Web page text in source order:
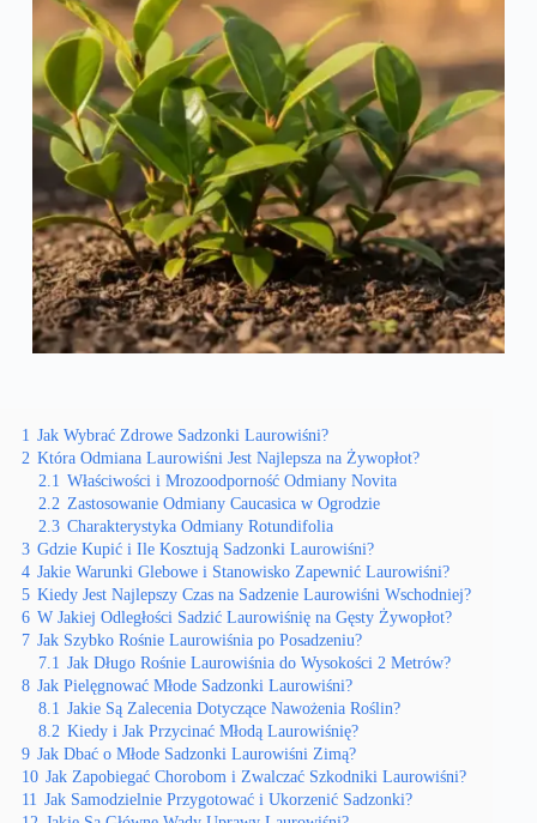
1 Jak Wybrać Zdrowe Sadzonki Laurowiśni?
2 Która Odmiana Laurowiśni Jest Najlepsza na Żywopłot?
2.1 Właściwości i Mrozoodporność Odmiany Novita
2.2 Zastosowanie Odmiany Caucasica w Ogrodzie
2.3 Charakterystyka Odmiany Rotundifolia
3 Gdzie Kupić i Ile Kosztują Sadzonki Laurowiśni?
4 Jakie Warunki Glebowe i Stanowisko Zapewnić Laurowiśni?
5 Kiedy Jest Najlepszy Czas na Sadzenie Laurowiśni Wschodniej?
6 W Jakiej Odległości Sadzić Laurowiśnię na Gęsty Żywopłot?
7 Jak Szybko Rośnie Laurowiśnia po Posadzeniu?
7.1 Jak Długo Rośnie Laurowiśnia do Wysokości 2 Metrów?
8 Jak Pielęgnować Młode Sadzonki Laurowiśni?
8.1 Jakie Są Zalecenia Dotyczące Nawożenia Roślin?
8.2 Kiedy i Jak Przycinać Młodą Laurowiśnię?
9 Jak Dbać o Młode Sadzonki Laurowiśni Zimą?
10 Jak Zapobiegać Chorobom i Zwalczać Szkodniki Laurowiśni?
11 Jak Samodzielnie Przygotować i Ukorzenić Sadzonki?